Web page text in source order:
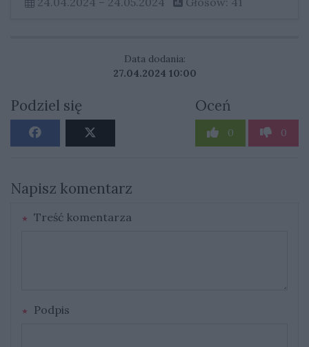
Data dodania:
27.04.2024 10:00
Podziel się Oceń
0 0
Napisz komentarz
Treść komentarza
Podpis